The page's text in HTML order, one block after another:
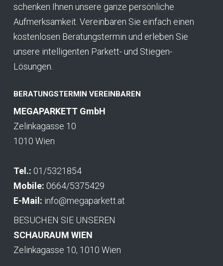
schenken Ihnen unsere ganze persönliche
Aufmerksamkeit. Vereinbaren Sie einfach einen
kostenlosen Beratungstermin und erleben Sie
unsere intelligenten Parkett- und Stiegen-
Lösungen.
BERATUNGSTERMIN VEREINBAREN
MEGAPARKETT GmbH
Zelinkagasse 10
1010 Wien
Tel.: 01/5321854
Mobile: 0664/5375429
E-Mail: info@megaparkett.at
BESUCHEN SIE UNSEREN
SCHAURAUM WIEN
Zelinkagasse 10, 1010 Wien